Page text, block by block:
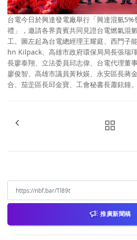
台電今日於興達發電廠舉行「興達混氫
禮」，邀請各界貴賓共同見證台電燃氣混
工。圖左起為台電總經理王耀庭、西門子
hn Kilpack、高雄市政府環保局局長張瑞
長廖泰翔、立法委員邱志偉、台電代理董
廖俊智、高雄市議員黃秋媖、永安區長蔣
合、茄萣區長邱金寶、工會秘書長蕭鉉鐘。
推廣新聞稿